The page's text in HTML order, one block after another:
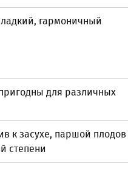
гармоничный
для различных
к засухе, паршой
степени